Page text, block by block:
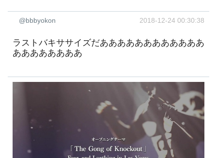
@bbbyokon 2018-12-24 00:30:38
ラストバキササイズだああああああああああああ
ああああああああ